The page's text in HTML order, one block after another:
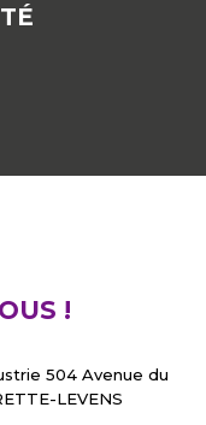
!
504 Avenue du
LEVENS